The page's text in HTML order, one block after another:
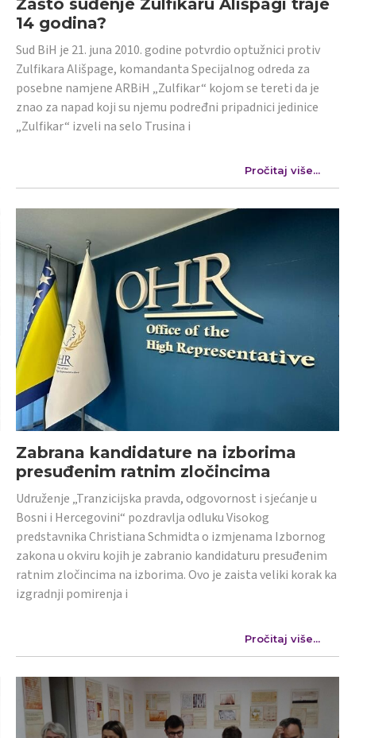
14 godina?
Sud BiH je 21. juna 2010. godine potvrdio optužnici protiv
Zulfikara Ališpage, komandanta Specijalnog odreda za
posebne namjene ARBiH „Zulfikar“ kojom se tereti da je
znao za napad koji su njemu podređni pripadnici jedinice
„Zulfikar“ izveli na selo Trusina i
Pročitaj više...
Zabrana kandidature na izborima
presuđenim ratnim zločincima
Udruženje „Tranzicijska pravda, odgovornost i sjećanje u
Bosni i Hercegovini“ pozdravlja odluku Visokog
predstavnika Christiana Schmidta o izmjenama Izbornog
zakona u okviru kojih je zabranio kandidaturu presuđenim
ratnim zločincima na izborima. Ovo je zaista veliki korak ka
izgradnji pomirenja i
Pročitaj više...